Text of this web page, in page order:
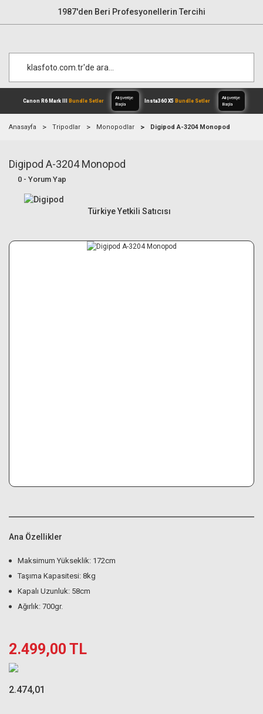
1987'den Beri Profesyonellerin Tercihi
Canon R6 Mark IIIBundle Setler
Anasayfa Tripodlar Monopodlar Digipod A-3204 Monopod
Digipod A-3204 Monopod
0 - Yorum Yap
Türkiye Yetkili Satıcısı
Ana Özellikler
Maksimum Yükseklik: 172cm
Taşıma Kapasitesi: 8kg
Kapalı Uzunluk: 58cm
Ağırlık: 700gr.
2.499,00 TL
2.474,01